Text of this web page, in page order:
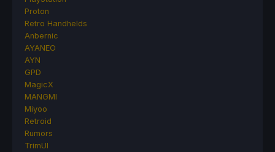
Proton
Retro Handhelds
Anbernic
AYANEO
AYN
GPD
MagicX
MANGMI
Miyoo
Retroid
Rumors
TrimUI